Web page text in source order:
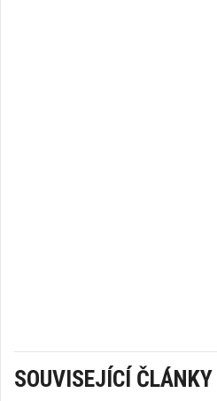
SOUVISEJÍCÍ ČLÁNKY